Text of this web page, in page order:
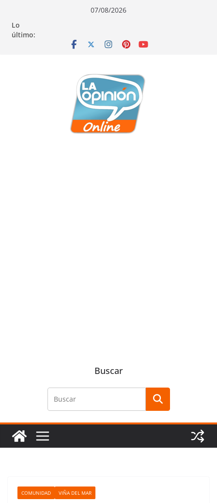
contenido
navegación
contenido
07/08/2026
Lo
último:
Buscar
COMUNIDAD VIÑA DEL MAR